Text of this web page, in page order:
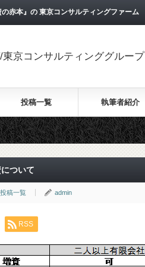
赤本』の 東京コンサルティングファーム
京コンサルティンググループ
投稿一覧 執筆者紹介
ついて
投稿一覧 admin
RSS